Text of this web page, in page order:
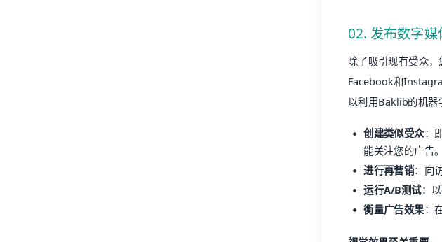
02. 发布数字媒
除了吸引现有受众
Facebook和
以利用Baklib的机器
创建类似受众：
能关注您的广告。
进行再营销：向
运行A/B测试：
衡量广告效果：